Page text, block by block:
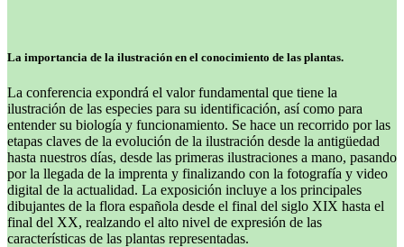
La importancia de la ilustración en el conocimiento de las plantas.
La conferencia expondrá el valor fundamental que tiene la
ilustración de las especies para su identificación, así como para
entender su biología y funcionamiento. Se hace un recorrido por las
etapas claves de la evolución de la ilustración desde la antigüedad
hasta nuestros días, desde las primeras ilustraciones a mano, pasando
por la llegada de la imprenta y finalizando con la fotografía y video
digital de la actualidad. La exposición incluye a los principales
dibujantes de la flora española desde el final del siglo XIX hasta el
final del XX, realzando el alto nivel de expresión de las
características de las plantas representadas.